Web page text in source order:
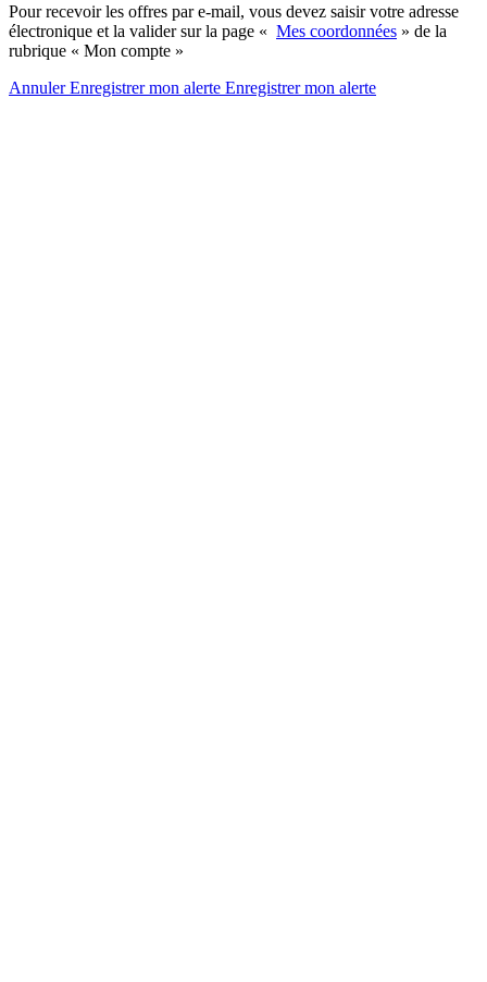
Pour recevoir les offres par e-mail, vous devez saisir votre adresse
électronique et la valider sur la page « Mes coordonnées » de la
rubrique « Mon compte »
AnnulerEnregistrer mon alerte Enregistrermon alerte